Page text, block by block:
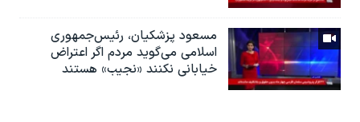
مسعود پزشکیان، رئيس‌جمهوری
اسلامی می‌گوید مردم اگر اعتراض
خیابانی نکنند «نجیب» هستند